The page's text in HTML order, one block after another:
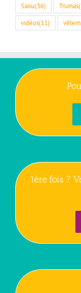
Saou(36) Truinas
vidéos(11)
1ère fois ?